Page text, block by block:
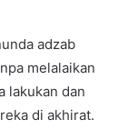
adzab
melalaikan
lakukan dan
di akhirat.